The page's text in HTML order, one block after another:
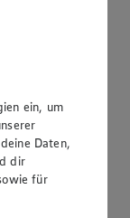
Eileen
Plath
Marc
ein, um
Daten,
dir
für